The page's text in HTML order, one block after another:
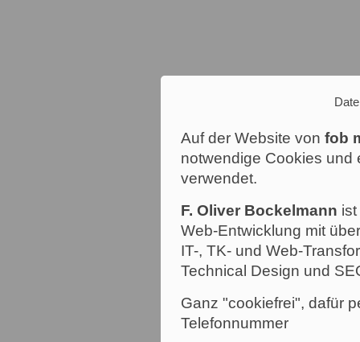
Auf der Website von fob
notwendige Cookies und
verwendet.
F. Oliver Bockelmann
Web-Entwicklung mit
IT-, TK- und Web-
Technical Design und
Ganz "cookiefrei", dafür
Telefonnummer